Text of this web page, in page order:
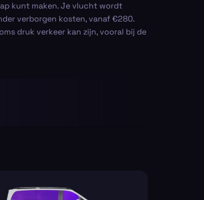
kunt maken. Je vlucht wordt
verborgen kosten, vanaf €280.
druk verkeer kan zijn, vooral bij de